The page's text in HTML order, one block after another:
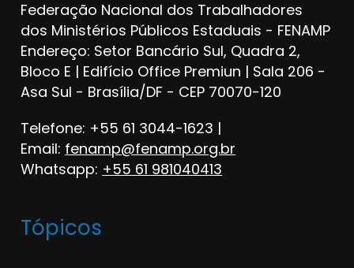
Federação Nacional dos Trabalhadores
dos Ministérios Públicos Estaduais - FENAMP
Endereço: Setor Bancário Sul, Quadra 2,
Bloco E | Edifício Office Premiun | Sala 206 -
Asa Sul - Brasília/DF - CEP 70070-120
Telefone: +55 61 3044-1623 |
Email: fenamp@fenamp.org.br
Whatsapp: +55 61 981040413
Tópicos